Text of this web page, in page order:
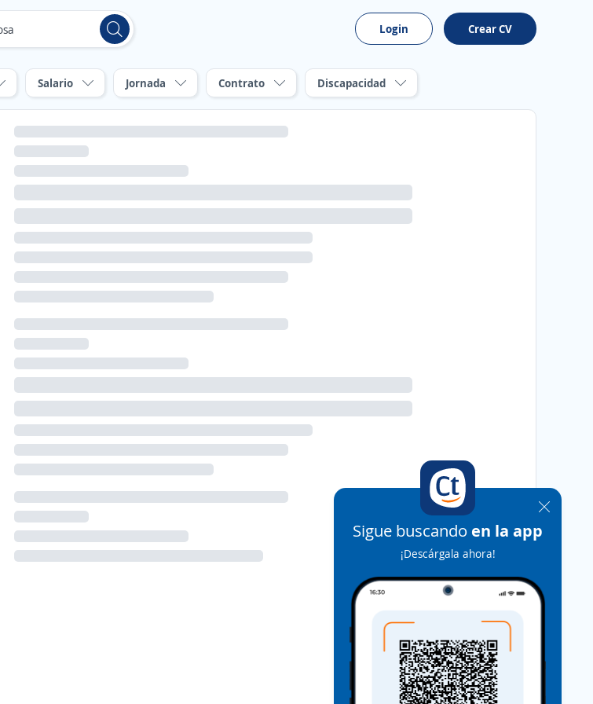
Login Crear CV
Salario Jornada Contrato Discapacidad
Sigue buscando en la app
¡Descárgala ahora!